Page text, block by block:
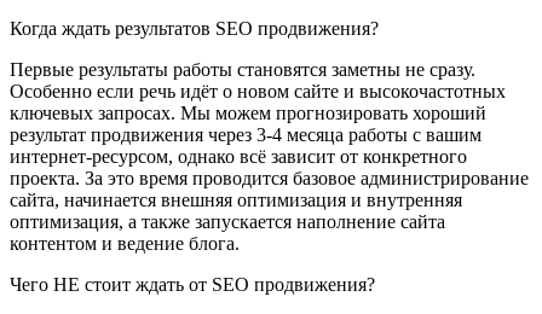
Когда ждать результатов SEO продвижения?
Первые результаты работы становятся заметны не сразу.
Особенно если речь идёт о новом сайте и высокочастотных
ключевых запросах. Мы можем прогнозировать хороший
результат продвижения через 3-4 месяца работы с вашим
интернет-ресурсом, однако всё зависит от конкретного
проекта. За это время проводится базовое администрирование
сайта, начинается внешняя оптимизация и внутренняя
оптимизация, а также запускается наполнение сайта
контентом и ведение блога.
Чего НЕ стоит ждать от SEO продвижения?